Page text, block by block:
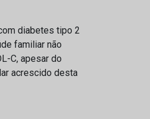
diabetes tipo 2
familiar não
C, apesar do
acrescido desta